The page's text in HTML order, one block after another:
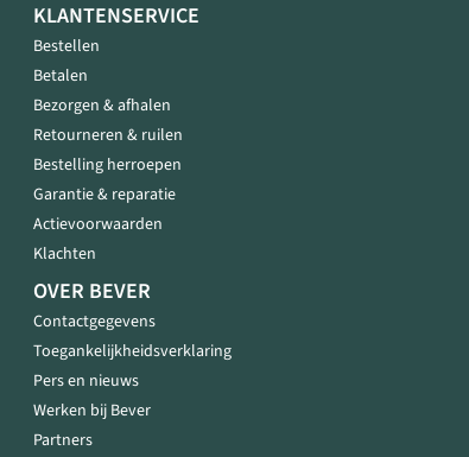
KLANTENSERVICE
Bestellen
Betalen
Bezorgen & afhalen
Retourneren & ruilen
Bestelling herroepen
Garantie & reparatie
Actievoorwaarden
Klachten
OVER BEVER
Contactgegevens
Toegankelijkheidsverklaring
Pers en nieuws
Werken bij Bever
Partners